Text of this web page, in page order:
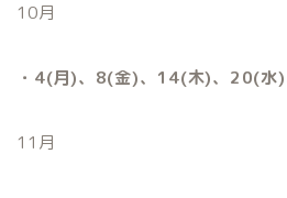
10月
・4(月)、8(金)、14(木)、20(水
11月